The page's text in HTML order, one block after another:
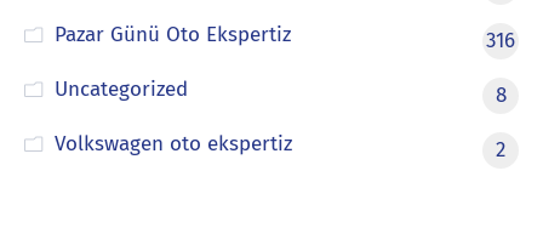
Pazar Günü Oto Ekspertiz
316
Uncategorized
8
Volkswagen oto ekspertiz
2